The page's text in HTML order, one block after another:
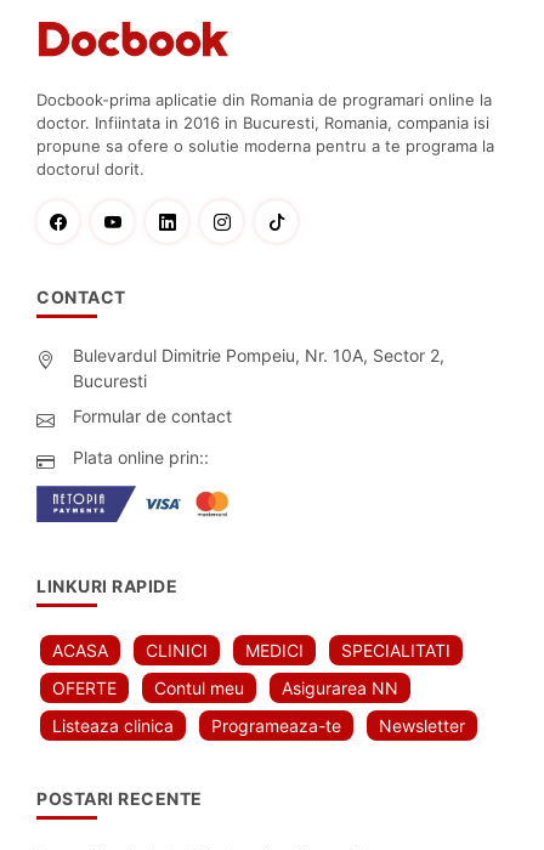
Docbook-prima aplicatie din Romania de programari online la
doctor. Infiintata in 2016 in Bucuresti, Romania, compania isi
propune sa ofere o solutie moderna pentru a te programa la
doctorul dorit.
CONTACT
Bulevardul Dimitrie Pompeiu, Nr. 10A, Sector 2,
Bucuresti
Formular de contact
Plata online prin::
LINKURI RAPIDE
ACASA CLINICI MEDICI
SPECIALITATI
OFERTE
Contul meu
Asigurarea NN
Listeaza clinica
Programeaza-te Newsletter
POSTARI RECENTE